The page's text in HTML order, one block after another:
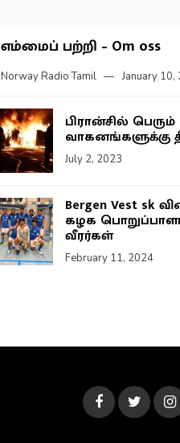
எம்மைப் பற்றி – Om oss
Norway Radio Tamil January 10,
பிரான்சில்
வாகனங்களுக்கு
July 2, 2023
Bergen Vest sk
கழக
வீரர்கள்
February 11, 2024